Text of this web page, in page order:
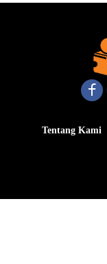
Tentang Kami